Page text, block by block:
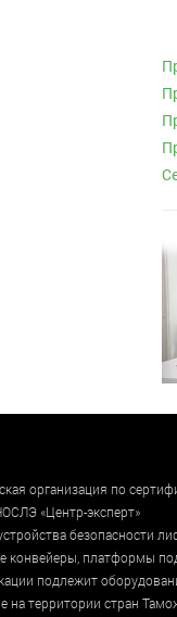
организация по
«Центр-эксперт»
безопасности
конвейеры, платформы
подлежит
на территории стран